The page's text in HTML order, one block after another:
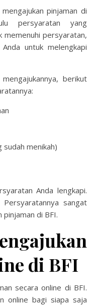
pinjaman di
persyaratan yang
memenuhi persyaratan,
untuk melengkapi
berikut
sudah menikah)
Anda lengkapi.
Persyaratannya sangat
pinjaman di BFI.
di BFI
secara online di BFI.
online bagi siapa saja